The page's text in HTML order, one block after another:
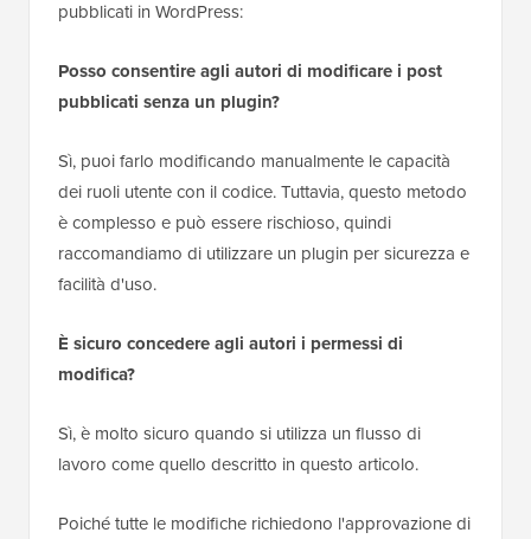
pubblicati in WordPress:
Posso consentire agli autori di modificare i post
pubblicati senza un plugin?
Sì, puoi farlo modificando manualmente le capacità
dei ruoli utente con il codice. Tuttavia, questo metodo
è complesso e può essere rischioso, quindi
raccomandiamo di utilizzare un plugin per sicurezza e
facilità d'uso.
È sicuro concedere agli autori i permessi di
modifica?
Sì, è molto sicuro quando si utilizza un flusso di
lavoro come quello descritto in questo articolo.
Poiché tutte le modifiche richiedono l'approvazione di